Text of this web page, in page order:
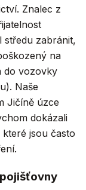
Znalec z
středu zabránit,
na
do vozovky
Naše
Jičíně úzce
dokázali
jsou často